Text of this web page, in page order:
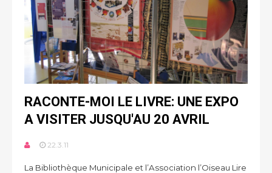
RACONTE-MOI LE LIVRE: UNE EXPO
A VISITER JUSQU'AU 20 AVRIL
22.3.11
La Bibliothèque Municipale et l’Association l’Oiseau Lire